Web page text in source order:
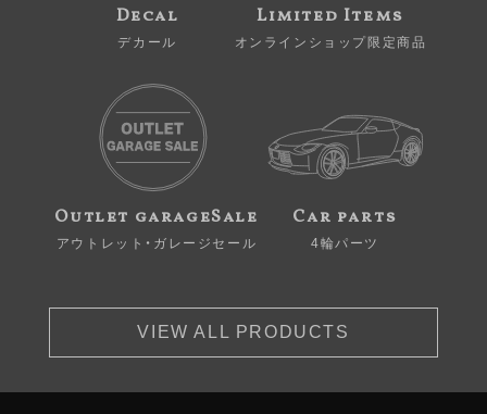
Decal
デカール
Limited Items
オンラインショップ限定商品
Outlet garageSale
アウトレット・ガレージセール
Car parts
4輪パーツ
VIEW ALL PRODUCTS